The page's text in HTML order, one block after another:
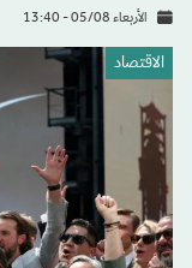
الأربعاء 05/08 - 13:40
الاقتصاد